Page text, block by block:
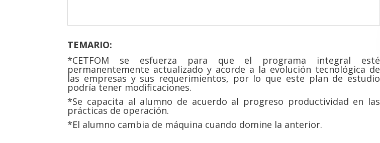
TEMARIO:
*CETFOM se esfuerza para que el programa integral esté
permanentemente actualizado y acorde a la evolución tecnológica de
las empresas y sus requerimientos, por lo que este plan de estudio
podría tener modificaciones.
*Se capacita al alumno de acuerdo al progreso productividad en las
prácticas de operación.
*El alumno cambia de máquina cuando domine la anterior.